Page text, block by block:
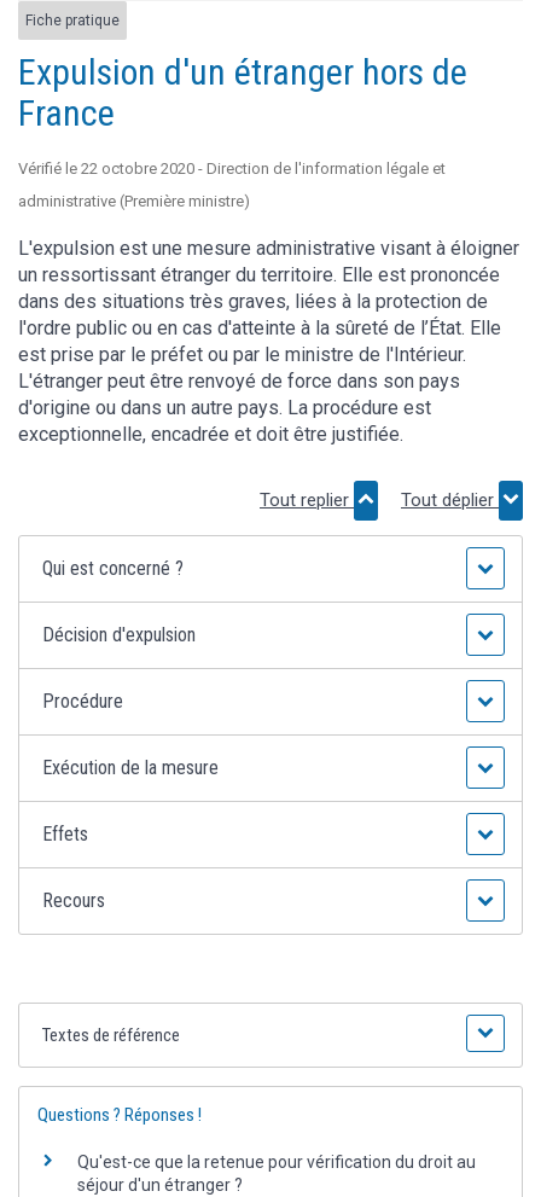
Fiche pratique
Expulsion d'un étranger hors de
France
Vérifié le 22 octobre 2020 - Direction de l'information légale et
administrative (Première ministre)
L'expulsion est une mesure administrative visant à éloigner
un ressortissant étranger du territoire. Elle est prononcée
dans des situations très graves, liées à la protection de
l'ordre public ou en cas d'atteinte à la sûreté de l’État. Elle
est prise par le préfet ou par le ministre de l'Intérieur.
L'étranger peut être renvoyé de force dans son pays
d'origine ou dans un autre pays. La procédure est
exceptionnelle, encadrée et doit être justifiée.
Tout replier Tout déplier
Qui est concerné ?
Décision d'expulsion
Procédure
Exécution de la mesure
Effets
Recours
Textes de référence
Questions ? Réponses !
Qu'est-ce que la retenue pour vérification du droit au
séjour d'un étranger ?